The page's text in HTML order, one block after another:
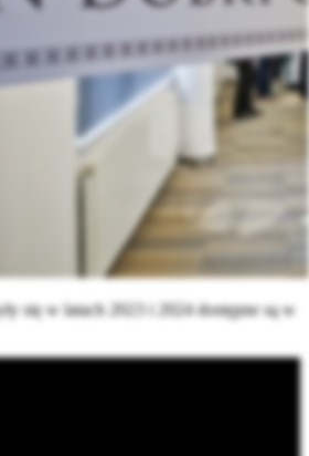
się w latach 2023 i 2024 dostępne są w